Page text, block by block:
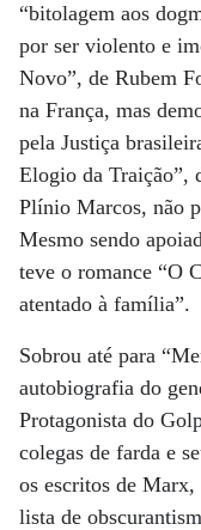
“bitolagem aos
por ser violento e
Novo”, de Rubem
na França, mas
pela Justiça
Elogio da Traição”,
Plínio Marcos, não
Mesmo sendo
teve o romance “O
atentado à família”.
Sobrou até para
autobiografia do
Protagonista do
colegas de farda e
os escritos de
lista de